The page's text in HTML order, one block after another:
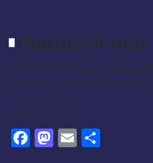
Retrouver nos
01 BP 3802 Abidjan 01 – Bourse
Mobilières – 18, Rue Joseph
[wpgmza id= »1″]
Facebook
Mastodon
Email